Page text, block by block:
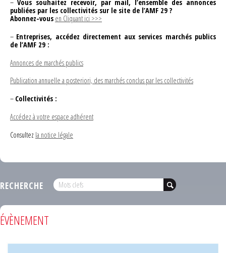
– Vous souhaitez recevoir, par mail, l’ensemble des annonces
publiées par les collectivités sur le site de l’AMF 29 ?
Abonnez-vous en Cliquant ici >>>
– Entreprises, accédez directement aux services marchés publics
de l’AMF 29 :
Annonces de marchés publics
Publication annuelle a posteriori, des marchés conclus par les collectivités
– Collectivités :
Accédez à votre espace adhérent
Consultez la notice légale
RECHERCHE
ÉVÈNEMENT